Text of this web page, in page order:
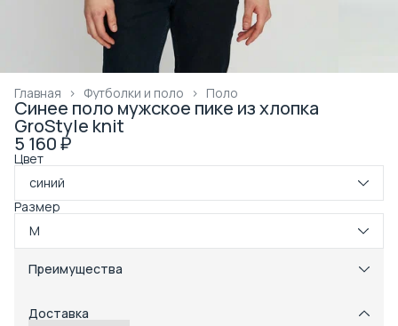
Поло
Футболки и поло ›
Главная ›
Синее поло мужское пике из хлопка
GroStyle knit
5 160 ₽
Цвет
синий
Размер
M
Преимущества
Примерка при получении в пункте выдачи
Возможность отказаться от части товаров
Доставка